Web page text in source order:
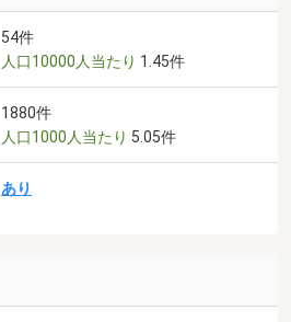
54件
人口10000人当たり 1.45件
1880件
人口1000人当たり 5.05件
あり